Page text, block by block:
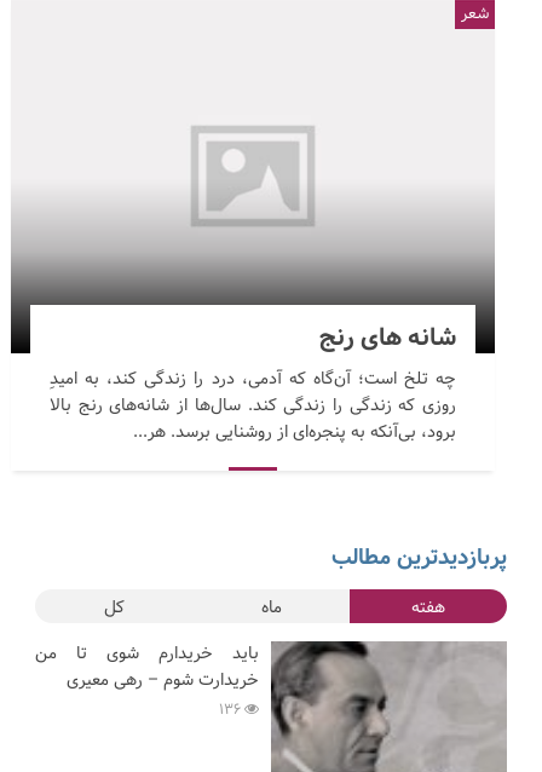
شانه های رنج
چه تلخ است؛ آن‌گاه که آدمی، درد را زندگی کند، به امیدِ
روزی که زندگی را زندگی کند. سال‌ها از شانه‌های رنج بالا
برود، بی‌آنکه به پنجره‌ای از روشنایی برسد. هر...
شعر
پربازدیدترین مطالب
هفته ماه کل
باید خریدارم شوی تا من
خریدارت شوم – رهی معیری